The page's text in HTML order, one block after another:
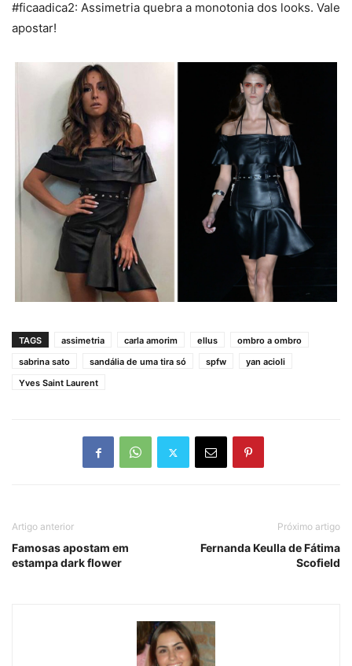
#ficaadica2: Assimetria quebra a monotonia dos looks. Vale
apostar!
TAGS assimetria carla amorim ellus
ombro a ombro
sabrina sato
sandália de uma tira só spfw
yan acioli
Yves Saint Laurent
Artigo anterior
Famosas apostam em
estampa dark flower
Próximo artigo
Fernanda Keulla de Fátima
Scofield